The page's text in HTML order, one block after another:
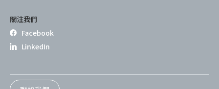
關注我們
Facebook
LinkedIn